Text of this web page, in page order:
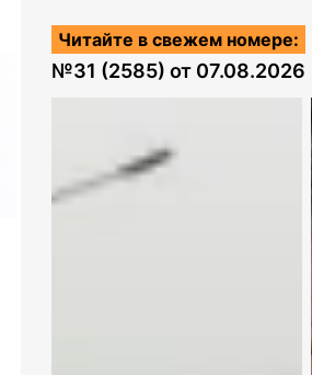
Читайте в свежем номере:
№31 (2585) от 07.08.2026